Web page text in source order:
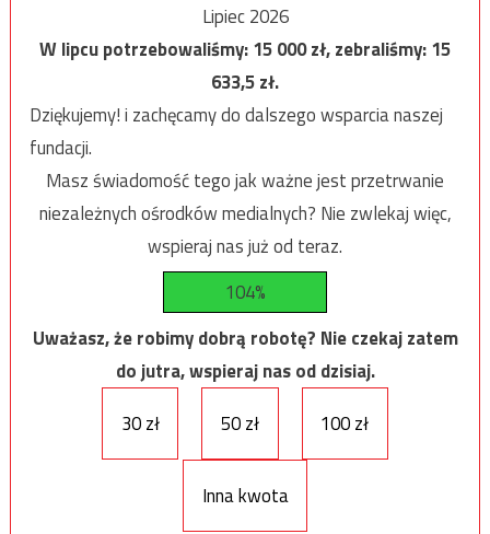
Lipiec 2026
W lipcu potrzebowaliśmy:15 000zł, zebraliśmy:15
633,5zł.
Dziękujemy! i zachęcamy do dalszego wsparcia naszej
fundacji.
Masz świadomość tego jak ważne jest przetrwanie
niezależnych ośrodków medialnych? Nie zwlekaj więc,
wspieraj nas już od teraz.
104%
Uważasz, że robimy dobrą robotę? Nie czekaj zatem
do jutra, wspieraj nas od dzisiaj.
30 zł
50 zł 100 zł
Inna kwota